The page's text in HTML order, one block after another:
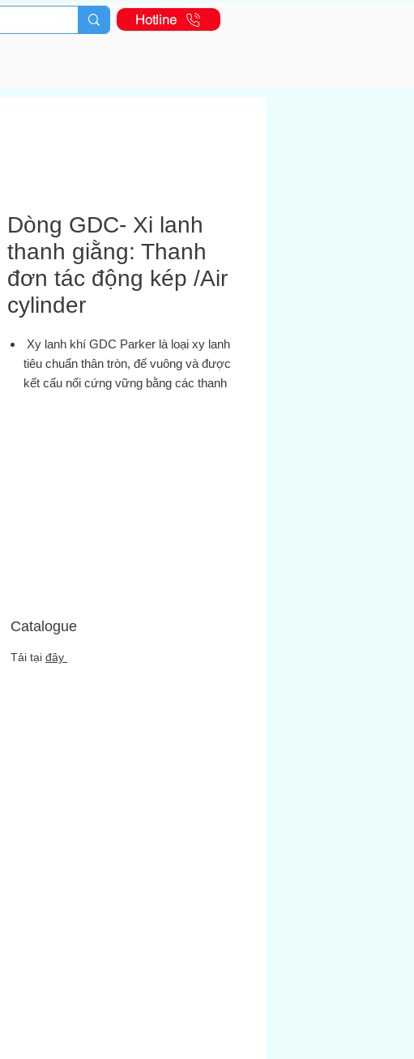
Hotline
Dòng GDC- Xi lanh
thanh giằng: Thanh
đơn tác động kép /Air
cylinder
Xy lanh khí GDC Parker là loại xy lanh
tiêu chuẩn thân tròn, đế vuông và được
kết cấu nối cứng vững bằng các thanh
Catalogue
Tải tại đây